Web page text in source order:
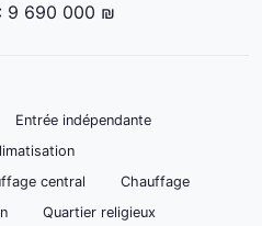
9 690 000 ₪
Entrée indépendante
central
Chauffage
Quartier religieux